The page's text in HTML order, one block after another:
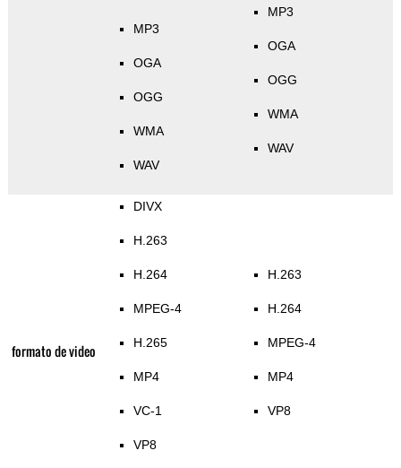
MP3
OGA
OGG
WMA
WAV
MP3
OGA
OGG
WMA
WAV
formato de video
DIVX
H.263
H.264
MPEG-4
H.265
MP4
VC-1
VP8
H.263
H.264
MPEG-4
MP4
VP8